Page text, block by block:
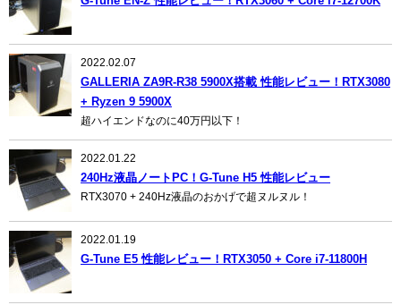
2022.02.07
GALLERIA ZA9R-R38 5900X搭載 性能レビュー！RTX3080
+ Ryzen 9 5900X
超ハイエンドなのに40万円以下！
2022.01.22
240Hz液晶ノートPC！G-Tune H5 性能レビュー
RTX3070 + 240Hz液晶のおかげで超ヌルヌル！
2022.01.19
G-Tune E5 性能レビュー！RTX3050 + Core i7-11800H